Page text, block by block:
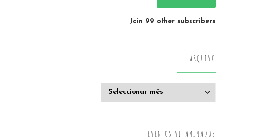
Join 99 other subscribers
ARQUIVO
EVENTOS VITAMINADOS